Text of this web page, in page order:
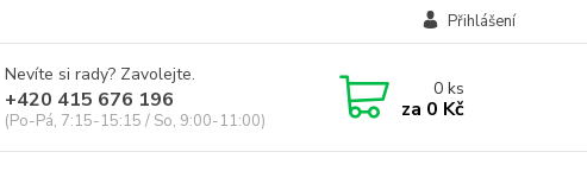
Přihlášení
Nevíte si rady? Zavolejte.
+420 415 676 196
(Po-Pá, 7:15-15:15 / So, 9:00-11:00)
0ks
za 0 Kč